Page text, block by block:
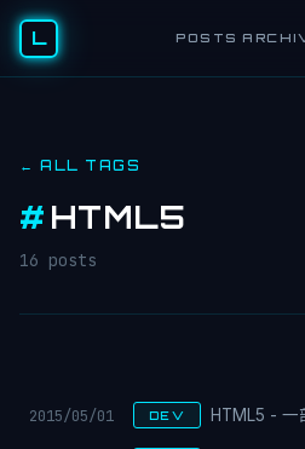
L POSTS
← ALL TAGS
# HTML5
16 posts
2015/05/01 DEV HTML5 - 一